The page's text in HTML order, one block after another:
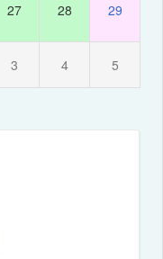
27 28 29
3 4 5